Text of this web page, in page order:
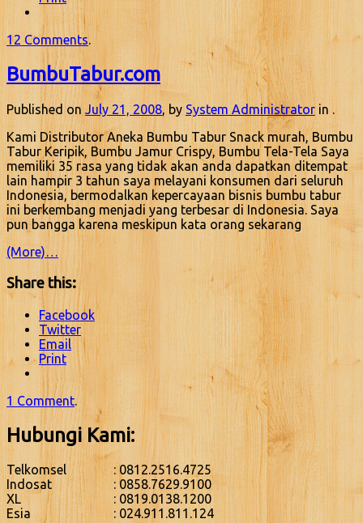
12 Comments.
BumbuTabur.com
Published on July 21, 2008, by System Administratorin .
Kami Distributor Aneka Bumbu Tabur Snack murah, Bumbu
Tabur Keripik, Bumbu Jamur Crispy, Bumbu Tela-Tela Saya
memiliki 35 rasa yang tidak akan anda dapatkan ditempat
lain hampir 3 tahun saya melayani konsumen dari seluruh
Indonesia, bermodalkan kepercayaan bisnis bumbu tabur
ini berkembang menjadi yang terbesar di Indonesia. Saya
pun bangga karena meskipun kata orang sekarang
(More)…
Share this:
Facebook
Twitter
Email
Print
1 Comment.
Hubungi Kami:
Telkomsel
: 0812.2516.4725
Indosat
: 0858.7629.9100
XL
: 0819.0138.1200
Esia
: 024.911.811.124